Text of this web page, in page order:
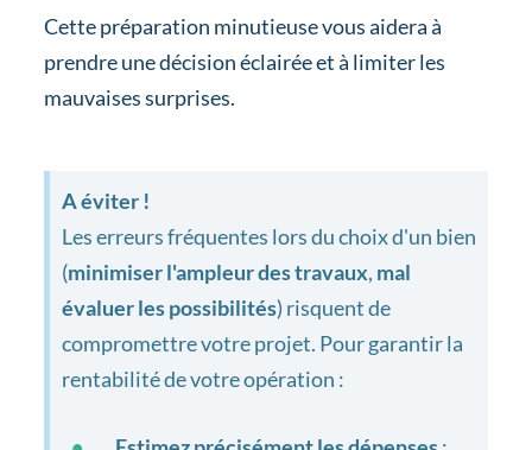
Cette préparation minutieuse vous aidera à
prendre une décision éclairée et à limiter les
mauvaises surprises.
A éviter !
Les erreurs fréquentes lors du choix d'un bien
(minimiser l'ampleur des travaux, mal
évaluer les possibilités) risquent de
compromettre votre projet. Pour garantir la
rentabilité de votre opération :